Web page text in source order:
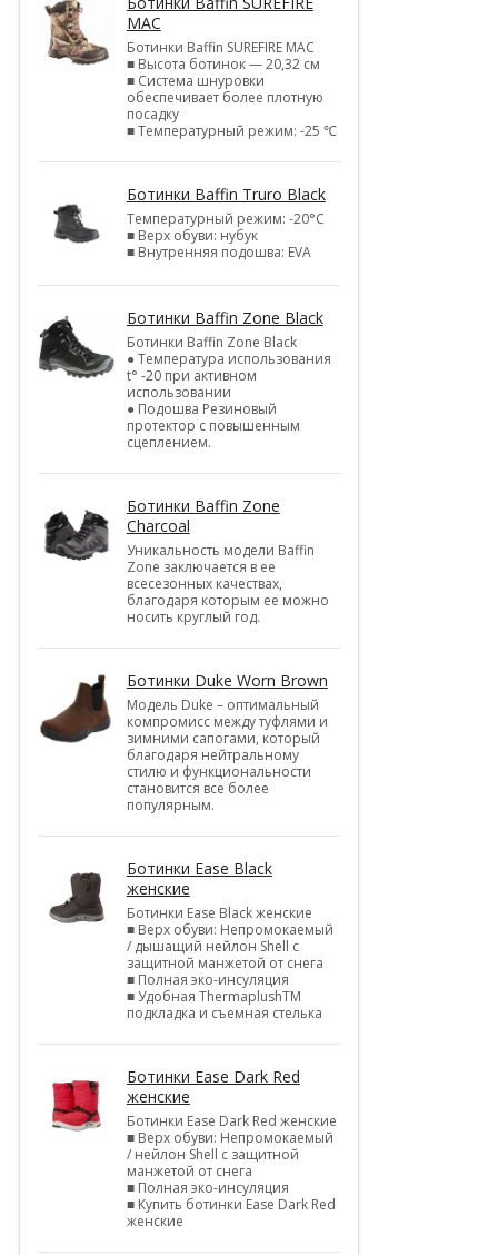
MAC
Ботинки Baffin SUREFIRE MAC
■ Высота ботинок — 20,32 см
■ Система шнуровки
обеспечивает более плотную
посадку
■ Температурный режим: -25 ℃
Ботинки Baffin Truro Black
Температурный режим: -20°С
■ Верх обуви: нубук
■ Внутренняя подошва: EVA
Ботинки Baffin Zone Black
Ботинки Baffin Zone Black
● Температура использования
t° -20 при активном
использовании
● Подошва Резиновый
протектор с повышенным
сцеплением.
Ботинки Baffin Zone
Charcoal
Уникальность модели Baffin
Zone заключается в ее
всесезонных качествах,
благодаря которым ее можно
носить круглый год.
Ботинки Duke Worn Brown
Модель Duke – оптимальный
компромисс между туфлями и
зимними сапогами, который
благодаря нейтральному
стилю и функциональности
становится все более
популярным.
Ботинки Ease Black
женские
Ботинки Ease Black женские
■ Верх обуви: Непромокаемый
/ дышащий нейлон Shell c
защитной манжетой от снега
■ Полная эко-инсуляция
■ Удобная ThermaplushTM
подкладка и съемная стелька
Ботинки Ease Dark Red
женские
Ботинки Ease Dark Red женские
■ Верх обуви: Непромокаемый
/ нейлон Shell c защитной
манжетой от снега
■ Полная эко-инсуляция
■ Купить ботинки Ease Dark Red
женские